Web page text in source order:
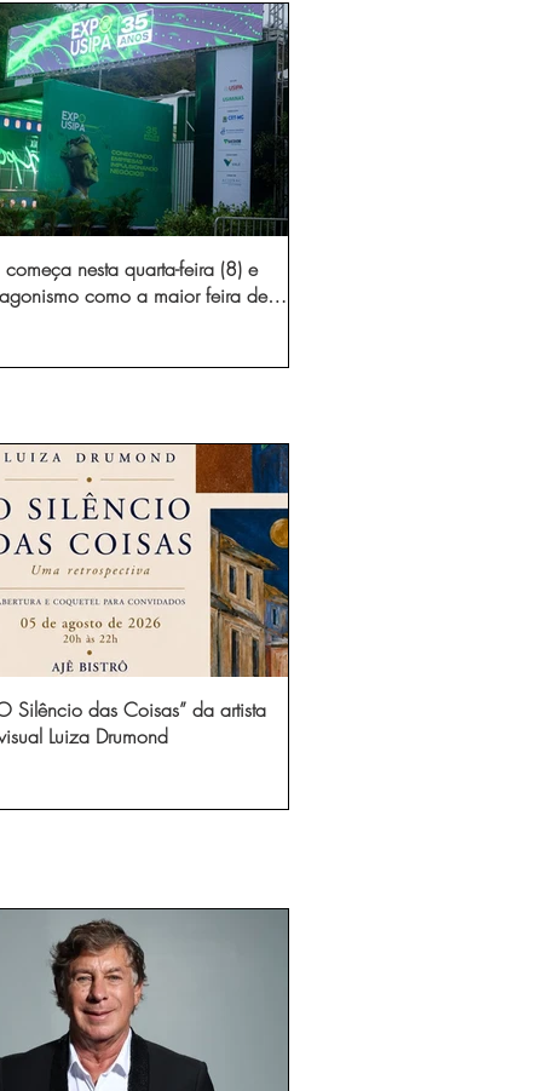
por ano pelas vias de Timóteo
nesta quarta-feira (8) e
como a maior feira de
Silêncio das Coisas” da artista
Luiza Drumond